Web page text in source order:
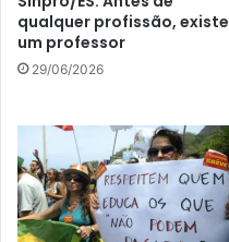
qualquer profissão, existe
um professor
29/06/2026